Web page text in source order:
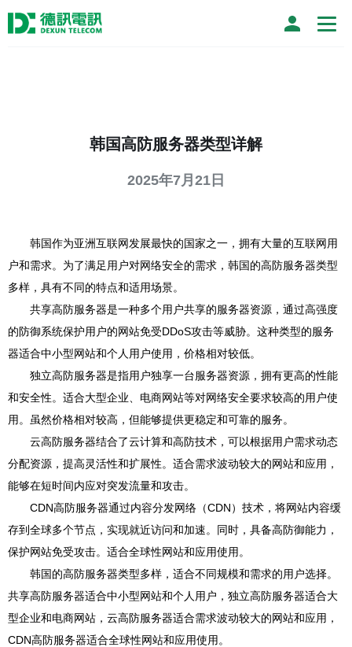
韩国高防服务器类型详解
2025年7月21日
韩国作为亚洲互联网发展最快的国家之一，拥有大量的互联网用
户和需求。为了满足用户对网络安全的需求，韩国的高防服务器类型
多样，具有不同的特点和适用场景。
共享高防服务器是一种多个用户共享的服务器资源，通过高强度
的防御系统保护用户的网站免受DDoS攻击等威胁。这种类型的服务
器适合中小型网站和个人用户使用，价格相对较低。
独立高防服务器是指用户独享一台服务器资源，拥有更高的性能
和安全性。适合大型企业、电商网站等对网络安全要求较高的用户使
用。虽然价格相对较高，但能够提供更稳定和可靠的服务。
云高防服务器结合了云计算和高防技术，可以根据用户需求动态
分配资源，提高灵活性和扩展性。适合需求波动较大的网站和应用，
能够在短时间内应对突发流量和攻击。
CDN高防服务器通过内容分发网络（CDN）技术，将网站内容缓
存到全球多个节点，实现就近访问和加速。同时，具备高防御能力，
保护网站免受攻击。适合全球性网站和应用使用。
韩国的高防服务器类型多样，适合不同规模和需求的用户选择。
共享高防服务器适合中小型网站和个人用户，独立高防服务器适合大
型企业和电商网站，云高防服务器适合需求波动较大的网站和应用，
CDN高防服务器适合全球性网站和应用使用。